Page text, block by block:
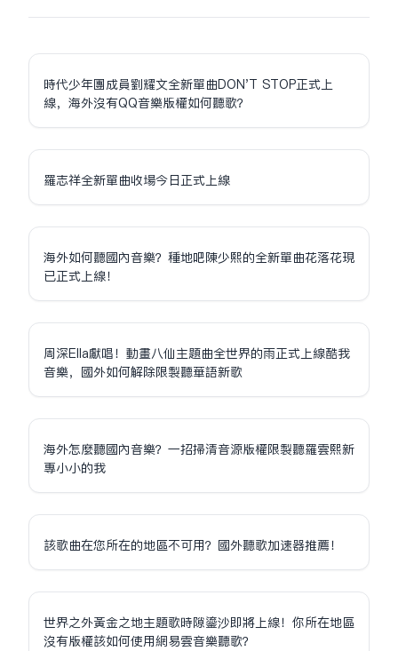
時代少年團成員劉耀文全新單曲DON'T STOP正式上
線，海外沒有QQ音樂版權如何聽歌？
羅志祥全新單曲收場今日正式上線
海外如何聽國內音樂？種地吧陳少熙的全新單曲花落花現
已正式上線！
周深Ella獻唱！動畫八仙主題曲全世界的雨正式上線酷我
音樂，國外如何解除限制聽華語新歌
海外怎麼聽國內音樂？一招掃清音源版權限制聽羅雲熙新
專小小的我
該歌曲在您所在的地區不可用？國外聽歌加速器推薦！
世界之外黃金之地主題歌時隙鎏沙即將上線！你所在地區
沒有版權該如何使用網易雲音樂聽歌？